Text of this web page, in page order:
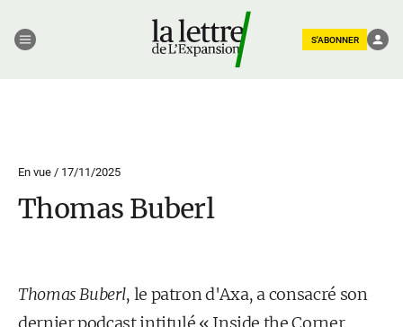
S'ABONNER
En vue / 17/11/2025
Thomas Buberl
Thomas Buberl, le patron d'Axa, a consacré son